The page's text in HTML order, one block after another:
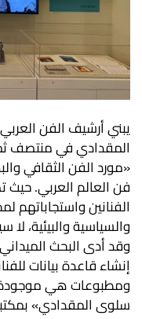
يبني أرشيف الفن
المقدادي في منتصف
«مورد الفن الثقافي
فن العالم العربي. حيث
الفنانين واستجاباتهم
والسياسية والبيئية،
وقد أدى البحث الميداني
إنشاء قاعدة بيانات
ومطبوعات هي موجودة
سلوى المقدادي»